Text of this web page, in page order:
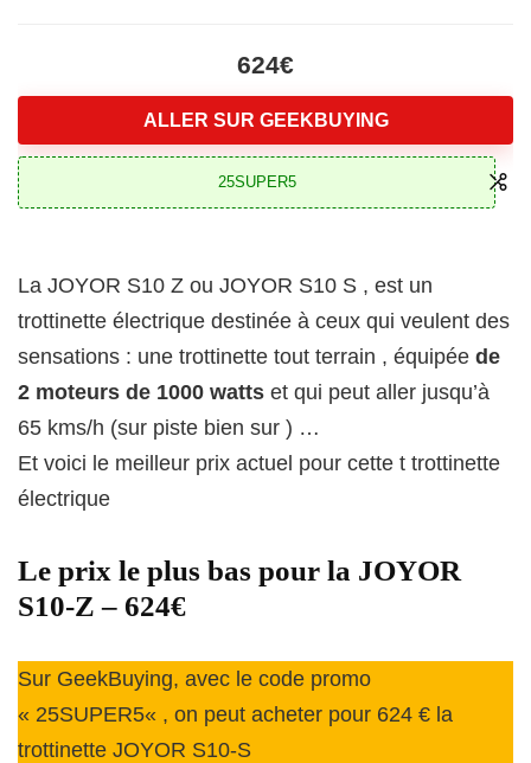
624€
ALLER SUR GEEKBUYING
25SUPER5
La JOYOR S10 Z ou JOYOR S10 S , est un
trottinette électrique destinée à ceux qui veulent des
sensations : une trottinette tout terrain , équipée de
2 moteurs de 1000 watts et qui peut aller jusqu’à
65 kms/h (sur piste bien sur ) …
Et voici le meilleur prix actuel pour cette t trottinette
électrique
Le prix le plus bas pour la JOYOR
S10-Z – 624€
Sur GeekBuying, avec le code promo
« 25SUPER5« , on peut acheter pour 624 € la
trottinette JOYOR S10-S